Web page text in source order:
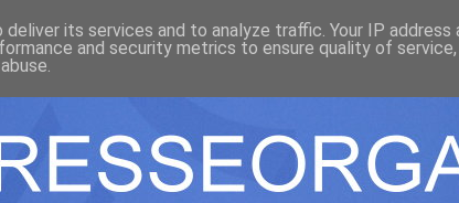
its services and to analyze traffic. Your IP address
and security metrics to ensure quality of